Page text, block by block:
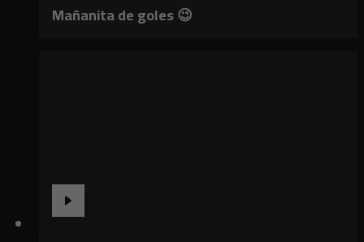
Mañanita de goles 😉